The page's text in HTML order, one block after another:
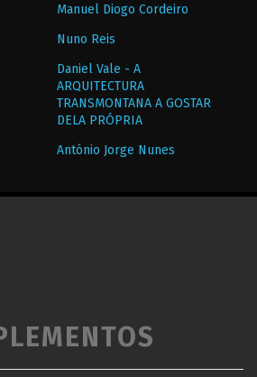
Manuel Diogo Cordeiro
Nuno Reis
Daniel Vale - A
ARQUITECTURA
TRANSMONTANA A GOSTAR
DELA PRÓPRIA
António Jorge Nunes